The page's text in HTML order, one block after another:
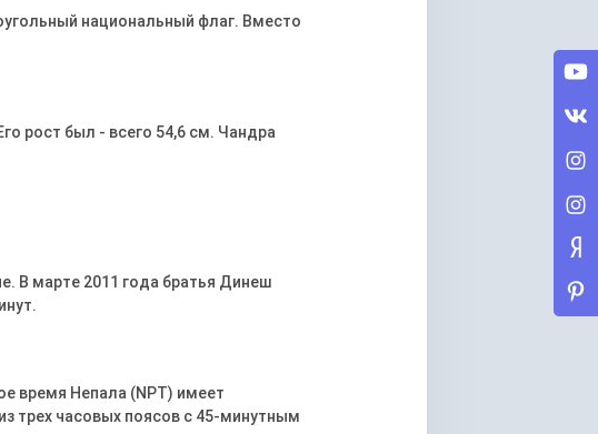
национальный флаг. Вместо
рост был - всего 54,6 см. Чандра
В марте 2011 года братья Динеш
время Непала (NPT) имеет
трех часовых поясов с 45-минутным